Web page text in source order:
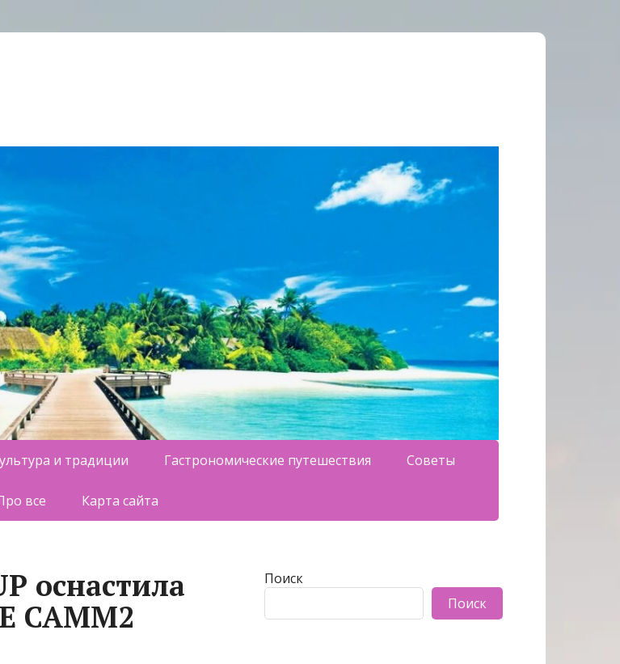
и традиции Гастрономические путешествия Советы
все Карта сайта
оснастила
CAMM2
Поиск
Поиск